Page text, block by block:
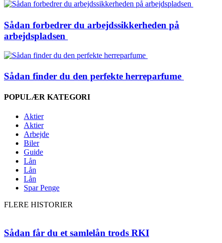
Sådan forbedrer du arbejdssikkerheden på
arbejdspladsen
Sådan finder du den perfekte herreparfume
POPULÆR KATEGORI
Aktier
Aktier
Arbejde
Biler
Guide
Lån
Lån
Lån
Spar Penge
FLERE HISTORIER
Sådan får du et samlelån trods RKI